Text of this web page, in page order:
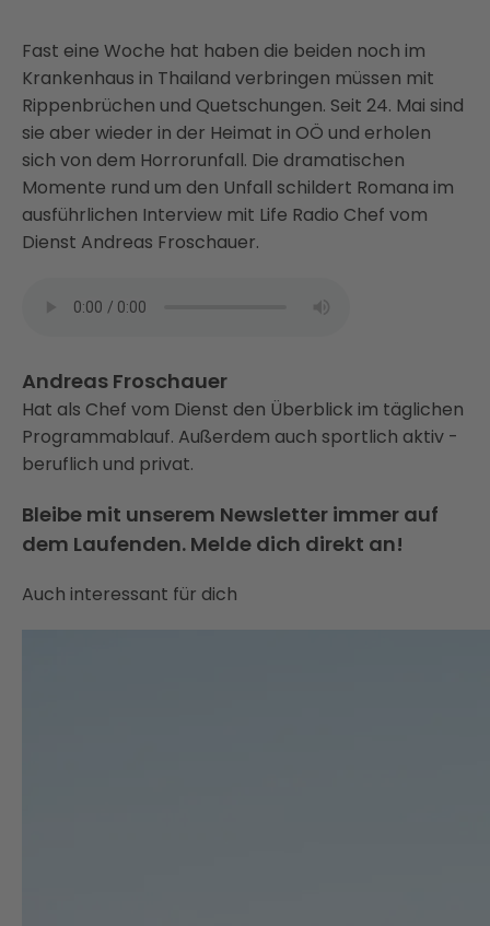
Fast eine Woche hat haben die beiden noch im
Krankenhaus in Thailand verbringen müssen mit
Rippenbrüchen und Quetschungen. Seit 24. Mai sind
sie aber wieder in der Heimat in OÖ und erholen
sich von dem Horrorunfall. Die dramatischen
Momente rund um den Unfall schildert Romana im
ausführlichen Interview mit Life Radio Chef vom
Dienst Andreas Froschauer.
Andreas Froschauer
Hat als Chef vom Dienst den Überblick im täglichen
Programmablauf. Außerdem auch sportlich aktiv -
beruflich und privat.
Bleibe mit unserem Newsletter immer auf
dem Laufenden. Melde dich direkt an!
Auch interessant für dich